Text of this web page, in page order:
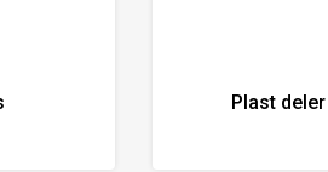
Plast deler